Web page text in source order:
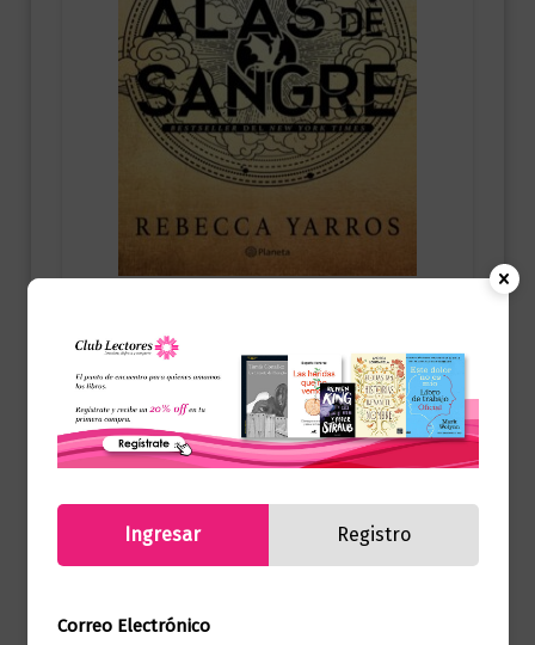
Alas de sangre (empíreo 1)
$99.000,00
Añadir al carrito
Productos relacionados
Ingresar Registro
Correo Electrónico